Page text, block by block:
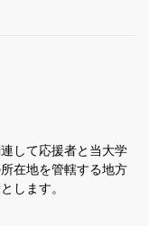
して応援者と当大学
在地を管轄する地方
します。